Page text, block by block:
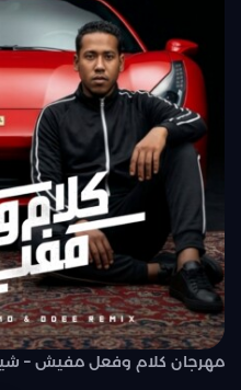
مهرجان كلام وفعل مفيش –